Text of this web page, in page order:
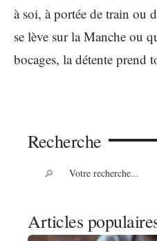
à soi, à portée de train ou
se lève sur la Manche ou
bocages, la détente prend
Recherche
Articles